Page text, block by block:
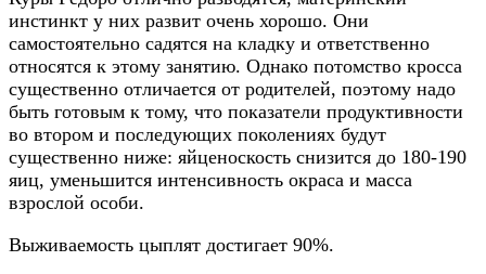
инстинкт у них развит очень хорошо. Они
самостоятельно садятся на кладку и ответственно
относятся к этому занятию. Однако потомство кросса
существенно отличается от родителей, поэтому надо
быть готовым к тому, что показатели продуктивности
во втором и последующих поколениях будут
существенно ниже: яйценоскость снизится до 180-190
яиц, уменьшится интенсивность окраса и масса
взрослой особи.
Выживаемость цыплят достигает 90%.